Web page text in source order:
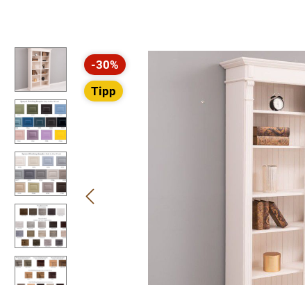
Bildergalerie überspringen
-30%
Rabatt
Tipp